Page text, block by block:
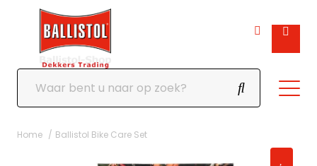
Home Ballistol Bike Care Set